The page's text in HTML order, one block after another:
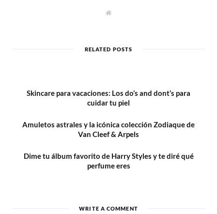
W
e
RELATED POSTS
Skincare para vacaciones: Los do’s and dont’s para
cuidar tu piel
Amuletos astrales y la icónica colección Zodiaque de
Van Cleef & Arpels
Dime tu álbum favorito de Harry Styles y te diré qué
perfume eres
WRITE A COMMENT